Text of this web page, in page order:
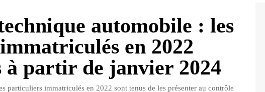
automobile : les
en 2022
à partir de janvier 2024
particuliers immatriculés en 2022 sont tenus de les présenter au contrôle